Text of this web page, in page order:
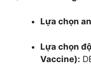
Lựa chọn
Lựa chọn
Vaccine):